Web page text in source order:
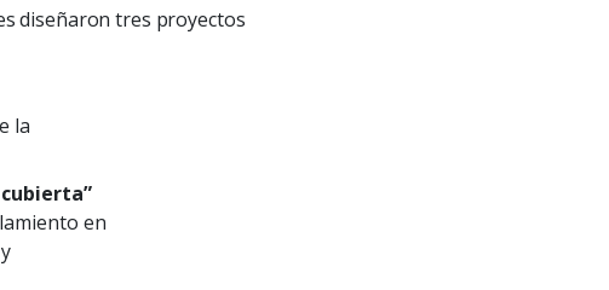
diseñaron tres proyectos
la
en